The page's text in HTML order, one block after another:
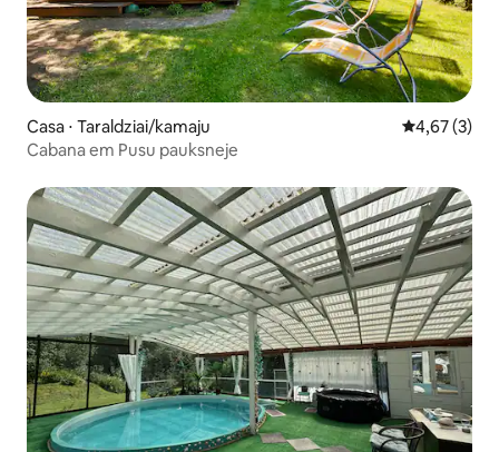
Casa ⋅ Taraldziai/kamaju 4,67 de
4,67 (3)
Cabana em Pusu pauksneje